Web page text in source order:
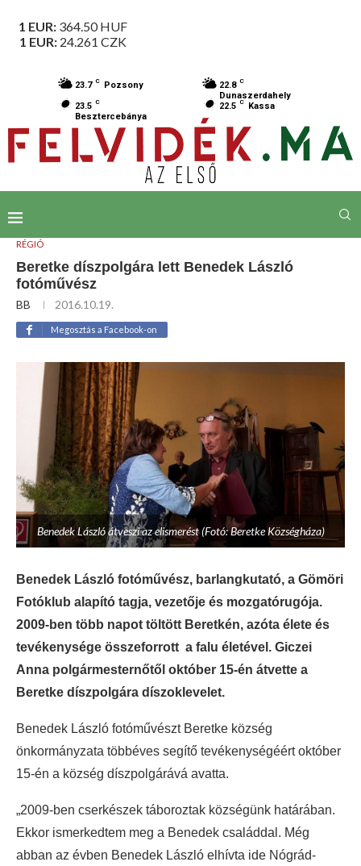
1 EUR: 364.50HUF
1 EUR: 24.261 CZK
23.7 C Pozsony 22.8 C
Dunaszerdahely
23.5 C
Besztercebánya
22.5 C Kassa
RÉGIÓ
Beretke díszpolgára lett Benedek László
fotóművész
BB 2016.10.19.
Megosztás a Facebook-on
Benedek László átveszi az elismerést (Fotó: Beretke Községháza)
Benedek László fotóművész, barlangkutató, a Gömöri
Fotóklub alapító tagja, vezetője és mozgatórugója.
2009-ben több napot töltött Beretkén, azóta élete és
tevékenysége összeforrott a falu életével. Giczei
Anna polgármesternőtől október 15-én átvette a
Beretke díszpolgára díszoklevelet.
Benedek László fotóművészt Beretke község
önkormányzata többéves segítő tevékenységéért október
15-én a község díszpolgárává avatta.
„2009-ben cserkészek táboroztak községünk határában.
Ekkor ismerkedtem meg a Benedek családdal. Még
abban az évben Benedek László elhívta ide Nógrád-